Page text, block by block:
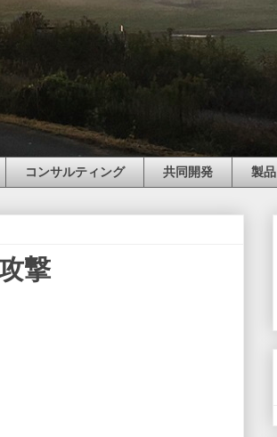
コンサルティング 共同開発 製品
撃